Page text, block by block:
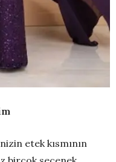
etek kısmının